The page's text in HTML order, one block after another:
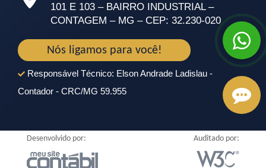
101 E 103 – BAIRRO INDUSTRIAL –
CONTAGEM – MG – CEP: 32.230-020
Nós ligamos para você!
Responsável Técnico: Elson Andrade Ladislau -
Contador - CRC/MG 59.955
Desenvolvido por: Auditado por: